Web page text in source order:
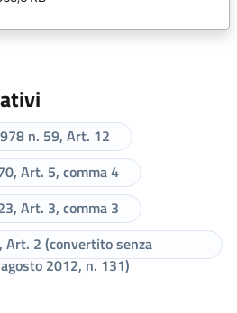
n. 59, Art. 12
Art. 5, comma 4
Art. 3, comma 3
2 (convertito senza
2012, n. 131)